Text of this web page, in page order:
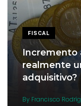
FISCAL
Incremento
realmente
adquisitivo?
By Francisco